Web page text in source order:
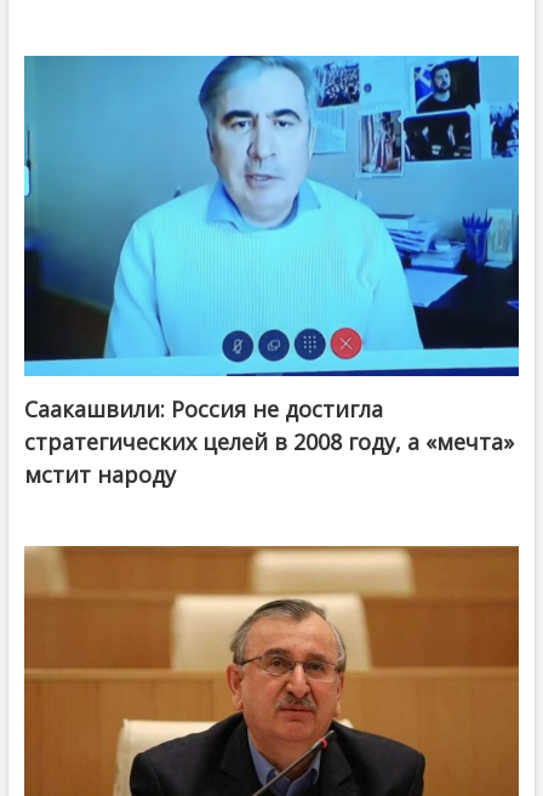
Саакашвили: Россия не достигла
стратегических целей в 2008 году, а «мечта»
мстит народу